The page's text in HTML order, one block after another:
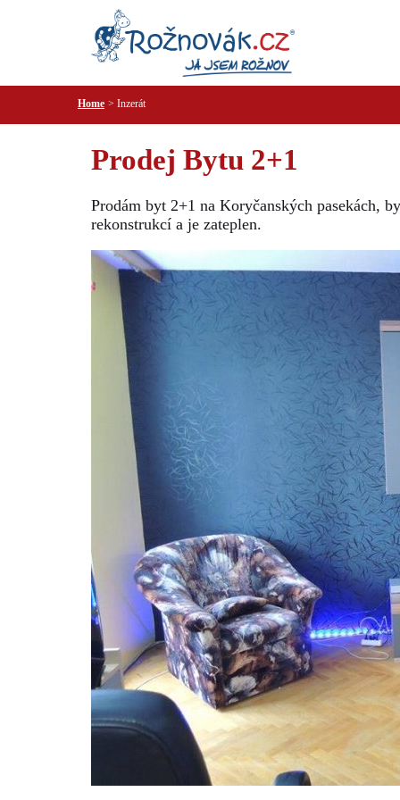
Home Inzerát
Prodej Bytu 2+1
Prodám byt 2+1 na Koryčanských pasekách,
rekonstrukcí a je zateplen.